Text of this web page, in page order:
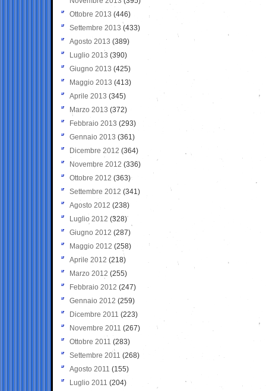
Ottobre 2013 (446)
Settembre 2013 (433)
Agosto 2013 (389)
Luglio 2013 (390)
Giugno 2013 (425)
Maggio 2013 (413)
Aprile 2013 (345)
Marzo 2013 (372)
Febbraio 2013 (293)
Gennaio 2013 (361)
Dicembre 2012 (364)
Novembre 2012 (336)
Ottobre 2012 (363)
Settembre 2012 (341)
Agosto 2012 (238)
Luglio 2012 (328)
Giugno 2012 (287)
Maggio 2012 (258)
Aprile 2012 (218)
Marzo 2012 (255)
Febbraio 2012 (247)
Gennaio 2012 (259)
Dicembre 2011 (223)
Novembre 2011 (267)
Ottobre 2011 (283)
Settembre 2011 (268)
Agosto 2011 (155)
Luglio 2011 (204)